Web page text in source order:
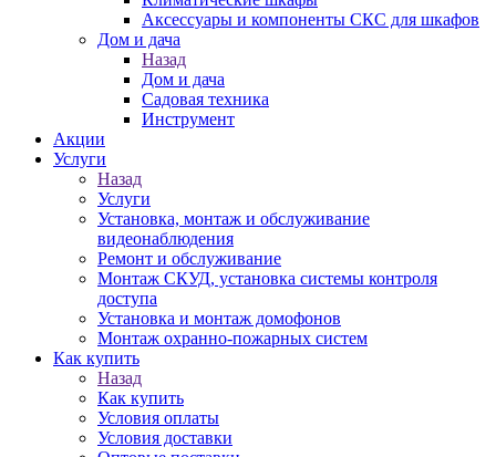
Аксессуары и компоненты СКС для шкафов
Дом и дача
Назад
Дом и дача
Садовая техника
Инструмент
Акции
Услуги
Назад
Услуги
Установка, монтаж и обслуживание
видеонаблюдения
Ремонт и обслуживание
Монтаж СКУД, установка системы контроля
доступа
Установка и монтаж домофонов
Монтаж охранно-пожарных систем
Как купить
Назад
Как купить
Условия оплаты
Условия доставки